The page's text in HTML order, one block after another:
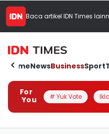
Baca artikel IDN Times
HomeNewsBusinessSport
For
You
# Yuk Vote